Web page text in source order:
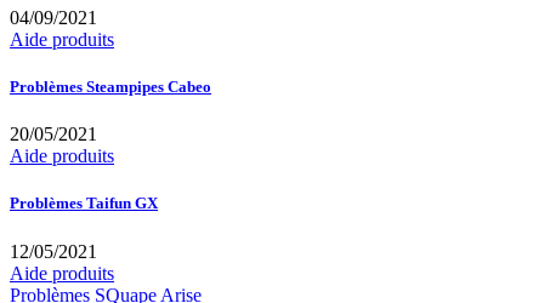
04/09/2021
Aide produits
Problèmes Steampipes Cabeo
20/05/2021
Aide produits
Problèmes Taifun GX
12/05/2021
Aide produits
Problèmes SQuape Arise